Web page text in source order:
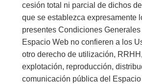
cesión total ni parcial de dichos
que se establezca expresamente
presentes Condiciones Generales
Espacio Web no confieren a los
otro derecho de utilización,
explotación, reproducción,
comunicación pública del